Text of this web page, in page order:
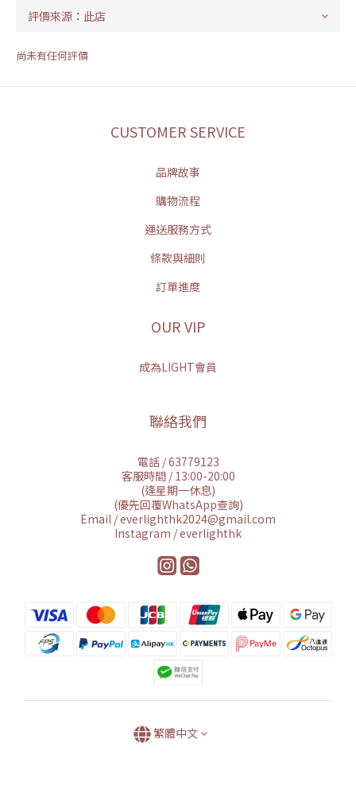
尚未有任何評價
CUSTOMER SERVICE
品牌故事
購物流程
運送服務方式
條款與細則
訂單進度
OUR VIP
成為LIGHT會員
聯絡我們
電話 / 63779123
客服時間 / 13:00-20:00
(逢星期一休息)
(優先回覆WhatsApp查詢)
Email / everlighthk2024@gmail.com
Instagram / everlighthk
繁體中文